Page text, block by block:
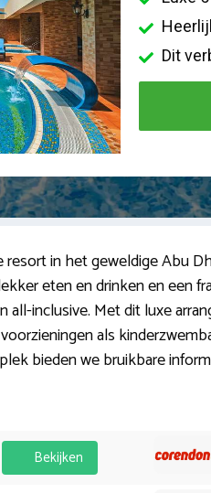
Dit
in het geweldige Abu
eten en drinken en een
inclusive. Met dit luxe
als
bieden we bruikbare
Bekijken